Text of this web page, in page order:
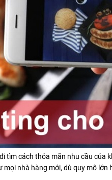
tìm cách thỏa mãn nhu cầu của
nhà hàng mới, dù quy mô